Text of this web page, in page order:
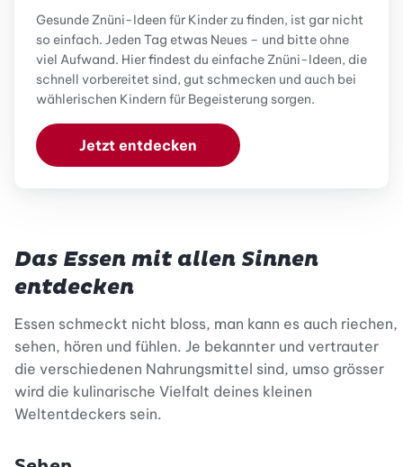
Gesunde Znüni-Ideen für Kinder zu finden, ist gar nicht
so einfach. Jeden Tag etwas Neues – und bitte ohne
viel Aufwand. Hier findest du einfache Znüni-Ideen, die
schnell vorbereitet sind, gut schmecken und auch bei
wählerischen Kindern für Begeisterung sorgen.
Jetzt entdecken
Das Essen mit allen Sinnen
entdecken
Essen schmeckt nicht bloss, man kann es auch riechen,
sehen, hören und fühlen. Je bekannter und vertrauter
die verschiedenen Nahrungsmittel sind, umso grösser
wird die kulinarische Vielfalt deines kleinen
Weltentdeckers sein.